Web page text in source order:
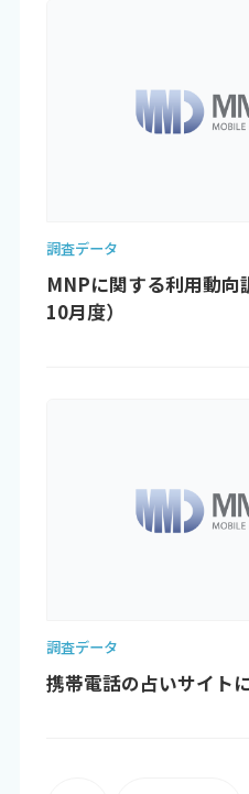
調査データ
MNPに関する利用動
10月度）
調査データ
携帯電話の占いサイト